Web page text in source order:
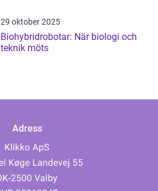
29 oktober 2025
Biohybridrobotar: När biologi och
teknik möts
Adress